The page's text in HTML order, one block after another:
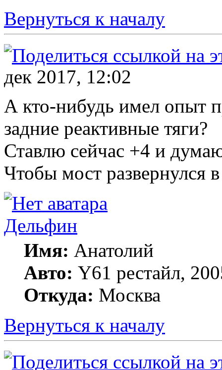
Вернуться к началу
дек 2017, 12:02
А кто-нибудь имел опыт
задние реактивные тяги?
Ставлю сейчас +4 и
Чтобы мост развернулся
Дельфин
Имя: Анатолий
Авто: Y61 рестайл,
Откуда: Москва
Вернуться к началу